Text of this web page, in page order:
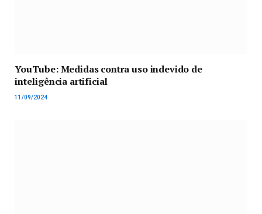
YouTube: Medidas contra uso indevido de
inteligência artificial
11/09/2024